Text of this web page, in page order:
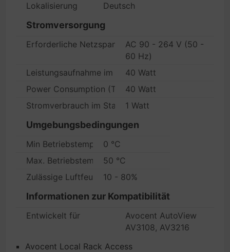
Lokalisierung
Deutsch
Stromversorgung
Erforderliche NetzspannungAC 90 - 264 V (50 -
60 Hz)
Leistungsaufnahme im Betrieb
40 Watt
Power Consumption (Typical)40 Watt
Stromverbrauch im Standby-Modus
1 Watt
Umgebungsbedingungen
Min Betriebstemperatur
0 °C
Max. Betriebstemperatur
50 °C
Zulässige Luftfeuchtigkeit im Betrieb
10 - 80%
Informationen zur Kompatibilität
Entwickelt für
Avocent AutoView
AV3108, AV3216
Avocent Local Rack Access